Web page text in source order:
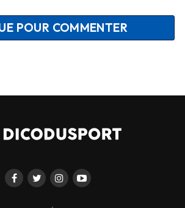
POUR COMMENTER